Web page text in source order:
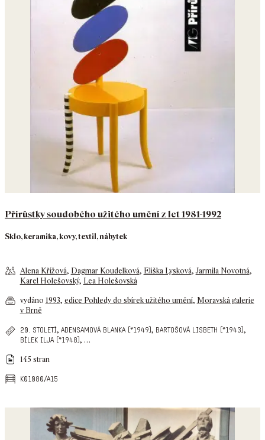
Přírůstky soudobého užitého umění z let 1981-1992
Sklo, keramika, kovy, textil, nábytek
Alena Křížová, Dagmar Koudelková, Eliška Lysková,Jarmila Novotná,
Karel Holešovský, Lea Holešovská
vydáno 1993, edice Pohledy do sbírek užitého umění, Moravská galerie
v Brně
20. století, adensamová blanka (*1949), bartošová lisbeth (*1943),
bílek ilja (*1948), …
145 stran
k01080/a15